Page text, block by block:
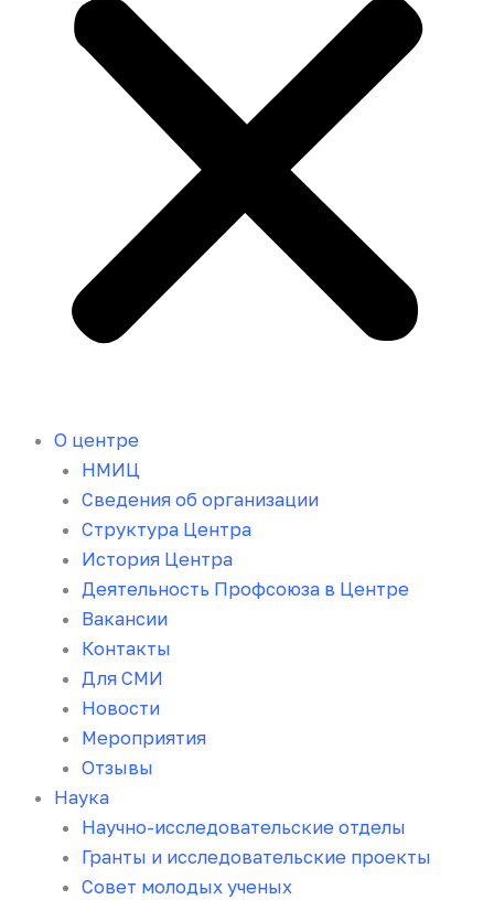
О центре
НМИЦ
Сведения об организации
Структура Центра
История Центра
Деятельность Профсоюза в Центре
Вакансии
Контакты
Для СМИ
Новости
Мероприятия
Отзывы
Наука
Научно-исследовательские отделы
Гранты и исследовательские проекты
Совет молодых ученых